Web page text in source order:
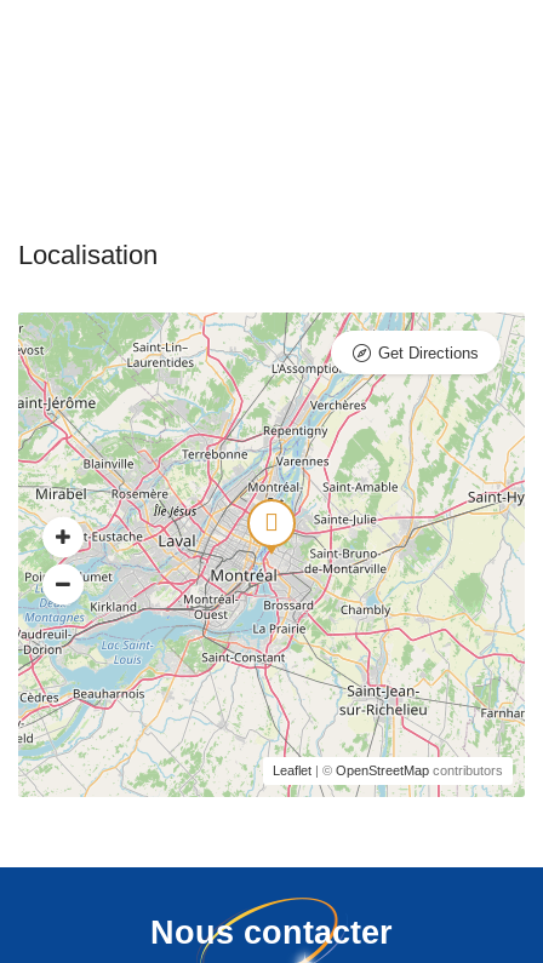
Leaflet | © OpenStreetMap contributors
Get Directions
Nous contacter